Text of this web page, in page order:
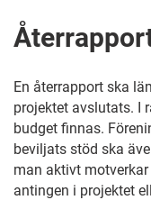
En återrapport ska
projektet avslutats. I
budget finnas.
beviljats stöd ska
man aktivt
antingen i projektet